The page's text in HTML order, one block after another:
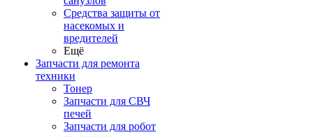
Средства защиты от
насекомых и
вредителей
Ещё
Запчасти для ремонта
техники
Тонер
Запчасти для СВЧ
печей
Запчасти для робот